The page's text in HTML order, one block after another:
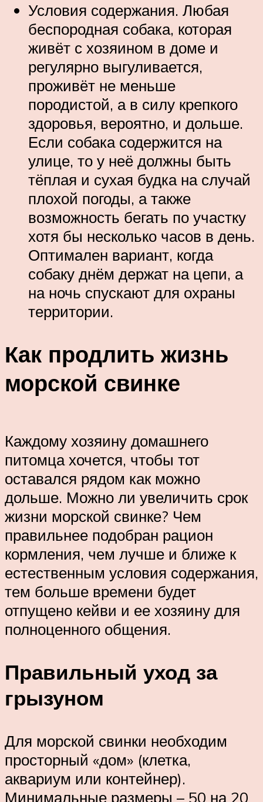
Условия содержания. Любая
беспородная собака, которая
живёт с хозяином в доме и
регулярно выгуливается,
проживёт не меньше
породистой, а в силу крепкого
здоровья, вероятно, и дольше.
Если собака содержится на
улице, то у неё должны быть
тёплая и сухая будка на случай
плохой погоды, а также
возможность бегать по участку
хотя бы несколько часов в день.
Оптимален вариант, когда
собаку днём держат на цепи, а
на ночь спускают для охраны
территории.
Как продлить жизнь
морской свинке
Каждому хозяину домашнего
питомца хочется, чтобы тот
оставался рядом как можно
дольше. Можно ли увеличить срок
жизни морской свинке? Чем
правильнее подобран рацион
кормления, чем лучше и ближе к
естественным условия содержания,
тем больше времени будет
отпущено кейви и ее хозяину для
полноценного общения.
Правильный уход за
грызуном
Для морской свинки необходим
просторный «дом» (клетка,
аквариум или контейнер).
Минимальные размеры – 50 на 20